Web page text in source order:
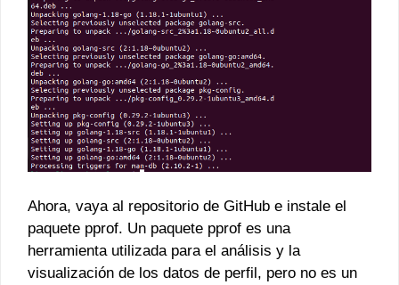
Ahora, vaya al repositorio de GitHub e instale el
paquete pprof. Un paquete pprof es una
herramienta utilizada para el análisis y la
visualización de los datos de perfil, pero no es un